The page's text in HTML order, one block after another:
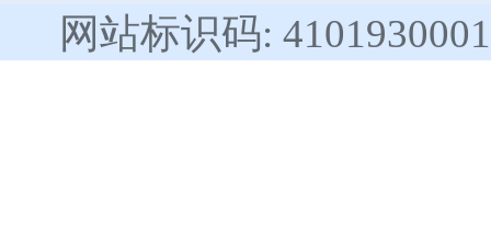
网站标识码: 4101930001